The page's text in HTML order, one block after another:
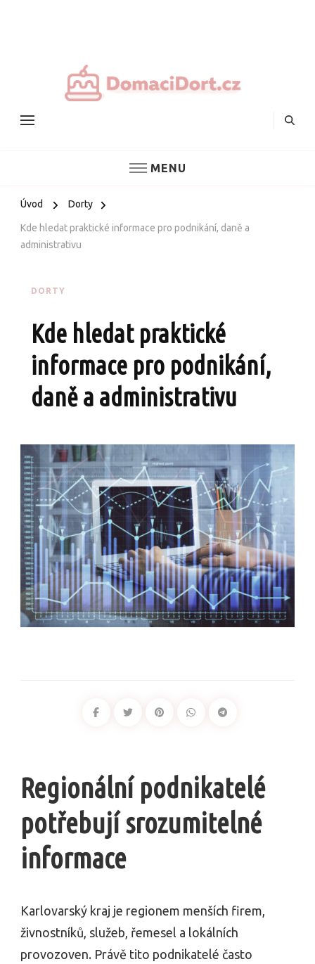
MENU
Úvod Dorty
Kde hledat praktické informace pro podnikání, daně a
administrativu
DORTY
Kde hledat praktické
informace pro podnikání,
daně a administrativu
Regionální podnikatelé
potřebují srozumitelné
informace
Karlovarský kraj je regionem menších firem,
živnostníků, služeb, řemesel a lokálních
provozoven. Právě tito podnikatelé často